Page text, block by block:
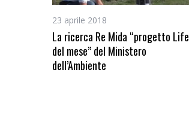
23 aprile 2018
La ricerca Re Mida “progetto Life
del mese” del Ministero
dell’Ambiente